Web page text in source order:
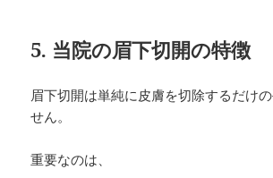
5. 当院の眉下切開の特徴
眉下切開は単純に皮膚を切除するだけ
せん。
重要なのは、